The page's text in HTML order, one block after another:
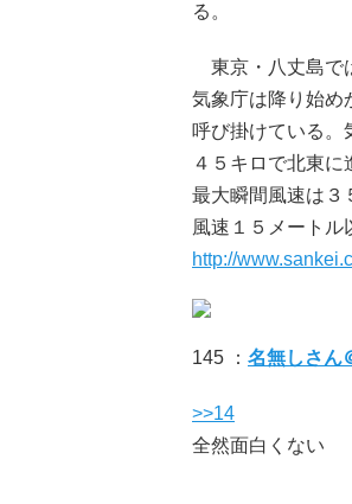
る。
東京・八丈島で
気象庁は降り始め
呼び掛けている。
４５キロで北東に
最大瞬間風速は３
風速１５メートル
http://
145 ： 名無しさん
>>14
全然面白くない